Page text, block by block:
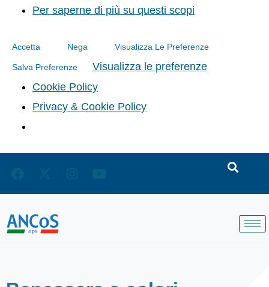
Per saperne di più su questi scopi
Accetta Nega Visualizza Le Preferenze
Salva Preferenze
Visualizza le preferenze
Cookie Policy
Privacy & Cookie Policy